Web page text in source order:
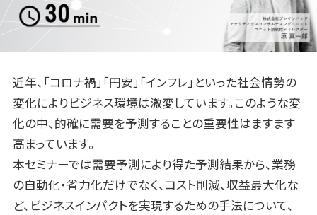
近年、「コロナ禍」「円安」「インフレ」といった社会情勢の
変化によりビジネス環境は激変しています。このような変
化の中、的確に需要を予測することの重要性はますます
高まっています。
本セミナーでは需要予測により得た予測結果から、業務
の自動化・省力化だけでなく、コスト削減、収益最大化な
ど、ビジネスインパクトを実現するための手法について、